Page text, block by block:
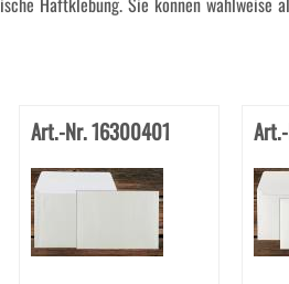
Art.-Nr. 16300401